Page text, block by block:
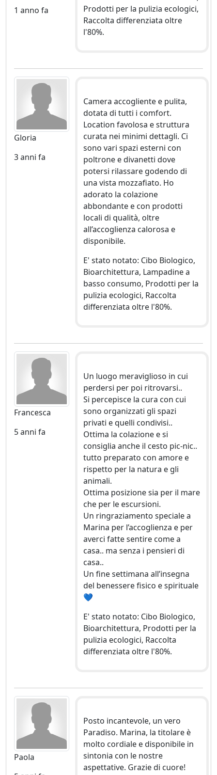
1 anno fa
Prodotti per la pulizia ecologici,
Raccolta differenziata oltre
l'80%.
Gloria
3 anni fa
Camera accogliente e pulita,
dotata di tutti i comfort.
Location favolosa e struttura
curata nei minimi dettagli. Ci
sono vari spazi esterni con
poltrone e divanetti dove
potersi rilassare godendo di
una vista mozzafiato. Ho
adorato la colazione
abbondante e con prodotti
locali di qualità, oltre
all’accoglienza calorosa e
disponibile.
E' stato notato: Cibo Biologico,
Bioarchitettura, Lampadine a
basso consumo, Prodotti per la
pulizia ecologici, Raccolta
differenziata oltre l'80%.
Francesca
5 anni fa
Un luogo meraviglioso in cui
perdersi per poi ritrovarsi..
Si percepisce la cura con cui
sono organizzati gli spazi
privati e quelli condivisi..
Ottima la colazione e si
consiglia anche il cesto pic-nic..
tutto preparato con amore e
rispetto per la natura e gli
animali.
Ottima posizione sia per il mare
che per le escursioni.
Un ringraziamento speciale a
Marina per l’accoglienza e per
averci fatte sentire come a
casa.. ma senza i pensieri di
casa..
Un fine settimana all’insegna
del benessere fisico e spirituale
💙
E' stato notato: Cibo Biologico,
Bioarchitettura, Prodotti per la
pulizia ecologici, Raccolta
differenziata oltre l'80%.
Paola
Posto incantevole, un vero
Paradiso. Marina, la titolare è
molto cordiale e disponibile in
sintonia con le nostre
aspettative. Grazie di cuore!